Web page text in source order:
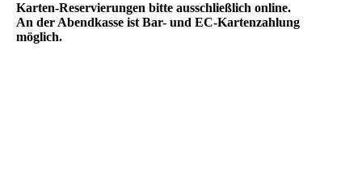
Karten-Reservierungen bitte ausschließlich online.
An der Abendkasse ist Bar- und EC-Kartenzahlung
möglich.